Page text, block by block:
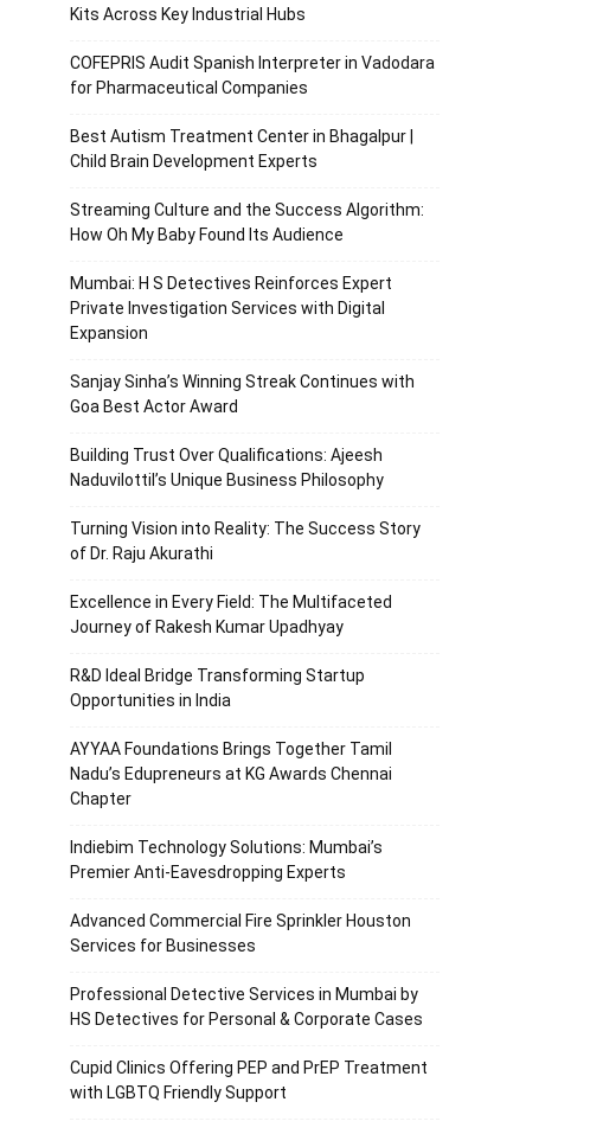
Kits Across Key Industrial Hubs
COFEPRIS Audit Spanish Interpreter in Vadodara
for Pharmaceutical Companies
Best Autism Treatment Center in Bhagalpur |
Child Brain Development Experts
Streaming Culture and the Success Algorithm:
How Oh My Baby Found Its Audience
Mumbai: H S Detectives Reinforces Expert
Private Investigation Services with Digital
Expansion
Sanjay Sinha’s Winning Streak Continues with
Goa Best Actor Award
Building Trust Over Qualifications: Ajeesh
Naduvilottil’s Unique Business Philosophy
Turning Vision into Reality: The Success Story
of Dr. Raju Akurathi
Excellence in Every Field: The Multifaceted
Journey of Rakesh Kumar Upadhyay
R&D Ideal Bridge Transforming Startup
Opportunities in India
AYYAA Foundations Brings Together Tamil
Nadu’s Edupreneurs at KG Awards Chennai
Chapter
Indiebim Technology Solutions: Mumbai’s
Premier Anti-Eavesdropping Experts
Advanced Commercial Fire Sprinkler Houston
Services for Businesses
Professional Detective Services in Mumbai by
HS Detectives for Personal & Corporate Cases
Cupid Clinics Offering PEP and PrEP Treatment
with LGBTQ Friendly Support